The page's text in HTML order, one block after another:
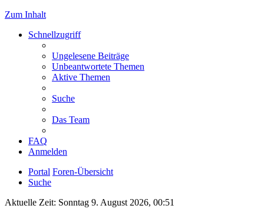
Zum Inhalt
Schnellzugriff
Ungelesene Beiträge
Unbeantwortete Themen
Aktive Themen
Suche
Das Team
FAQ
Anmelden
Portal Foren-Übersicht
Suche
Aktuelle Zeit: Sonntag 9. August 2026, 00:51